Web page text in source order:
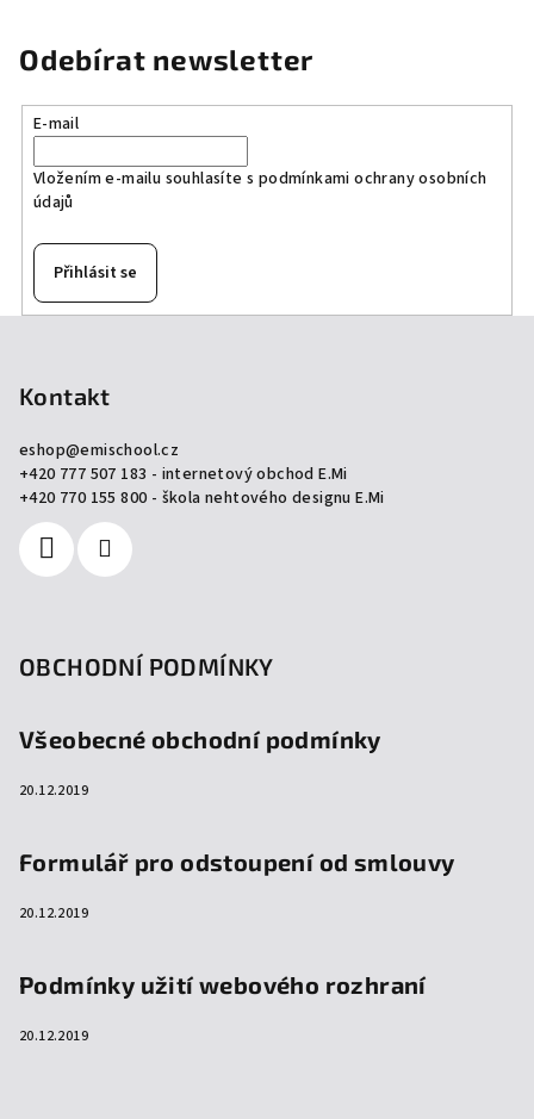
Odebírat newsletter
E-mail
Vložením e-mailu souhlasíte s podmínkami ochrany osobních
údajů
Přihlásit se
Kontakt
eshop@emischool.cz
+420 777 507 183 - internetový obchod E.Mi
+420 770 155 800 - škola nehtového designu E.Mi
OBCHODNÍ PODMÍNKY
Všeobecné obchodní podmínky
20.12.2019
Formulář pro odstoupení od smlouvy
20.12.2019
Podmínky užití webového rozhraní
20.12.2019